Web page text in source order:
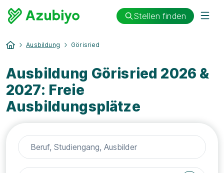
Stellen finden
Ausbildung Görisried
Ausbildung Görisried 2026 &
2027: Freie
Ausbildungsplätze